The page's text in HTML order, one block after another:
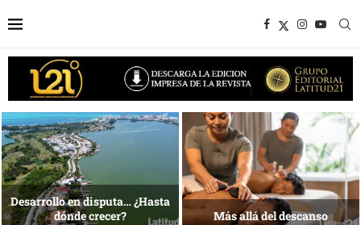
1 al 28 de agosto •
Fundación Isleña
Energía que Impulsa la
competitividad